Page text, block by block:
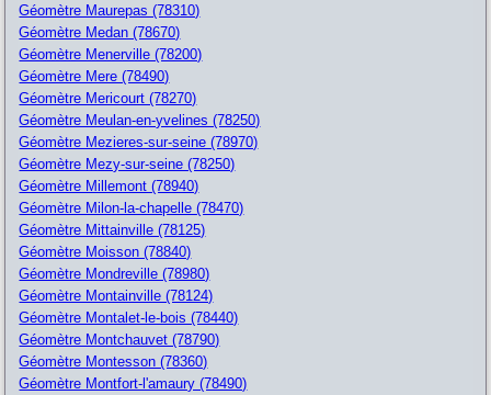
Géomètre Maurepas (78310)
Géomètre Medan (78670)
Géomètre Menerville (78200)
Géomètre Mere (78490)
Géomètre Mericourt (78270)
Géomètre Meulan-en-yvelines (78250)
Géomètre Mezieres-sur-seine (78970)
Géomètre Mezy-sur-seine (78250)
Géomètre Millemont (78940)
Géomètre Milon-la-chapelle (78470)
Géomètre Mittainville (78125)
Géomètre Moisson (78840)
Géomètre Mondreville (78980)
Géomètre Montainville (78124)
Géomètre Montalet-le-bois (78440)
Géomètre Montchauvet (78790)
Géomètre Montesson (78360)
Géomètre Montfort-l'amaury (78490)